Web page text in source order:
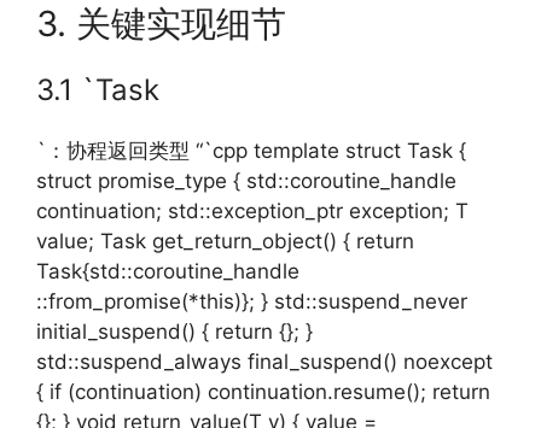
3. 关键实现细节
3.1 `Task
`：协程返回类型 “`cpp template struct Task {
struct promise_type { std::coroutine_handle
continuation; std::exception_ptr exception; T
value; Task get_return_object() { return
Task{std::coroutine_handle
::from_promise(*this)}; } std::suspend_never
initial_suspend() { return {}; }
std::suspend_always final_suspend() noexcept
{ if (continuation) continuation.resume(); return
{}; } void return_value(T v) { value =